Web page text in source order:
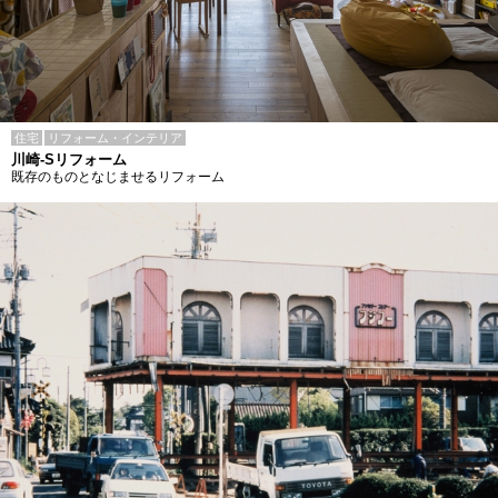
住宅 リフォーム・インテリア
川崎-Sリフォーム
既存のものとなじませるリフォーム